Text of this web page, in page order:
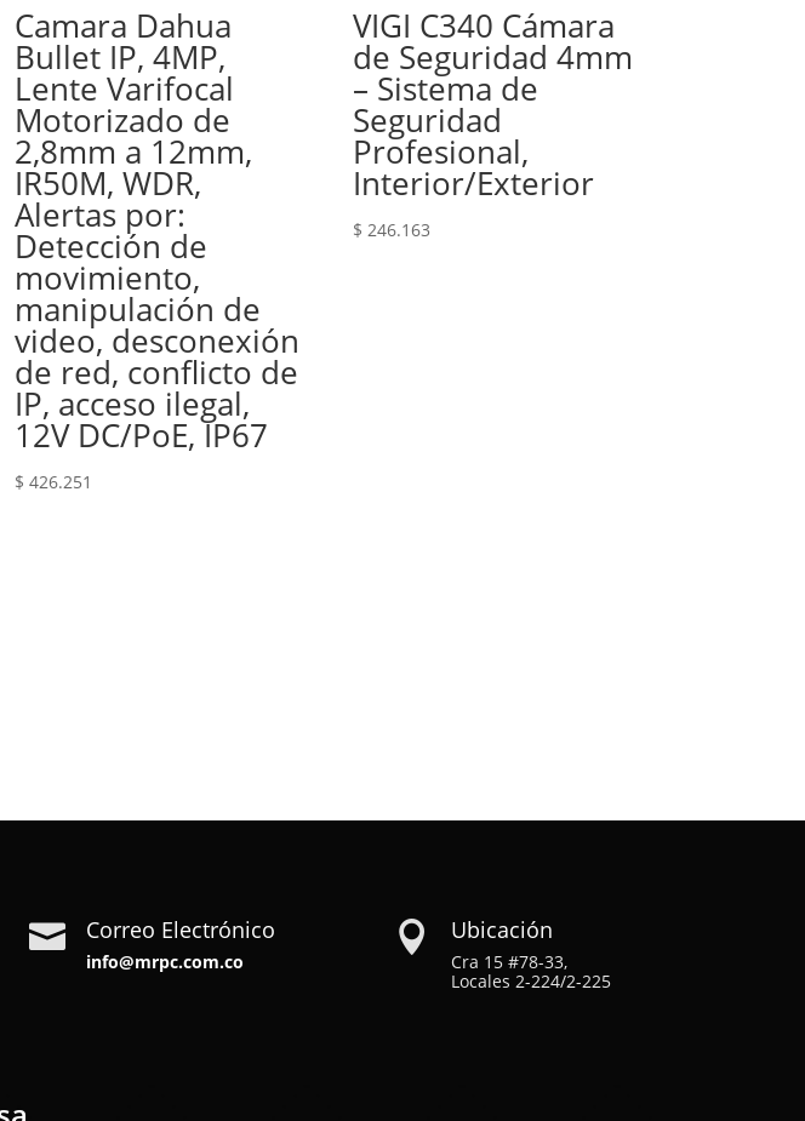
Camara Dahua
Bullet IP, 4MP,
Lente Varifocal
Motorizado de
2,8mm a 12mm,
IR50M, WDR,
Alertas por:
Detección de
movimiento,
manipulación de
video, desconexión
de red, conflicto de
IP, acceso ilegal,
12V DC/PoE, IP67
$ 426.251
VIGI C340 Cámara
de Seguridad 4mm
– Sistema de
Seguridad
Profesional,
Interior/Exterior
$ 246.163
 Correo Electrónico
info@mrpc.com.co
 Ubicación
Cra 15 #78-33,
Locales 2-224/2-225